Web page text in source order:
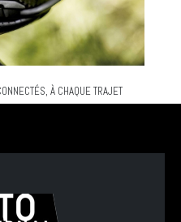
À CHAQUE TRAJET